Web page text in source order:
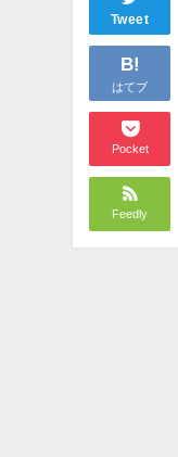
Tweet
B!
はてブ
Pocket
Feedly